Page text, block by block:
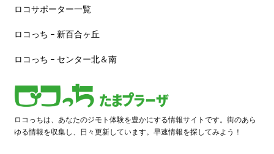
ロコサポーター一覧
ロコっち – 新百合ヶ丘
ロコっち – センター北＆南
ロコっちは、あなたのジモト体験を豊かにする情報サイトです。街のあら
ゆる情報を収集し、日々更新しています。早速情報を探してみよう！